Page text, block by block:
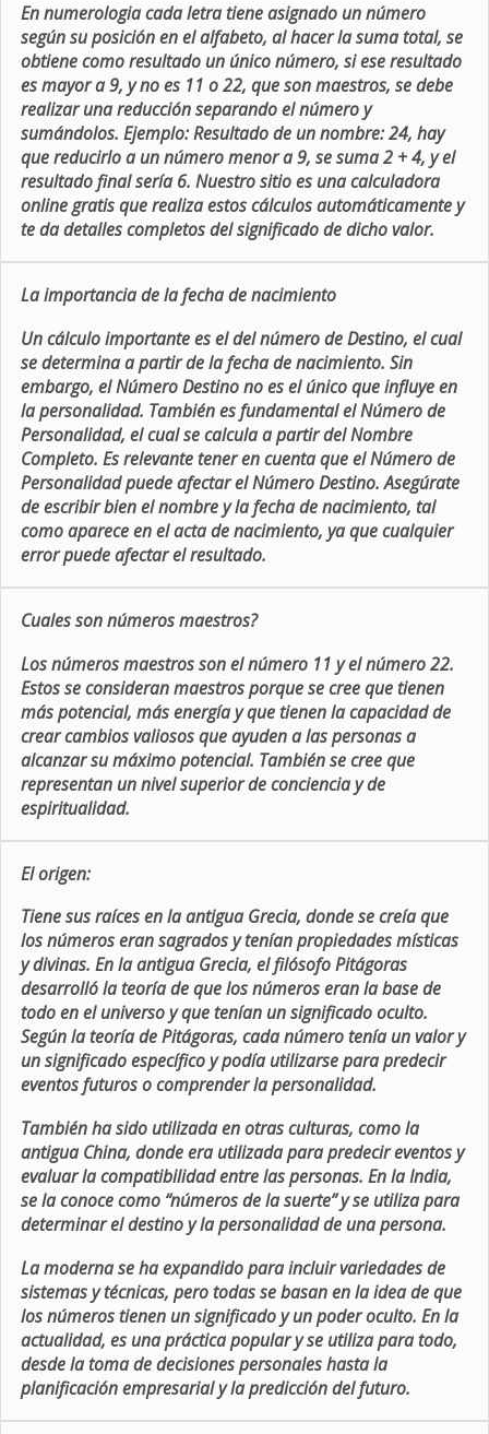
En numerologia cada letra tiene asignado un número
según su posición en el alfabeto, al hacer la suma total, se
obtiene como resultado un único número, si ese resultado
es mayor a 9, y no es 11 o 22, que son maestros, se debe
realizar una reducción separando el número y
sumándolos. Ejemplo: Resultado de un nombre: 24, hay
que reducirlo a un número menor a 9, se suma 2 + 4, y el
resultado final sería 6. Nuestro sitio es una calculadora
online gratis que realiza estos cálculos automáticamente y
te da detalles completos del significado de dicho valor.
La importancia de la fecha de nacimiento
Un cálculo importante es el del número de Destino, el cual
se determina a partir de la fecha de nacimiento. Sin
embargo, el Número Destino no es el único que influye en
la personalidad. También es fundamental el Número de
Personalidad, el cual se calcula a partir del Nombre
Completo. Es relevante tener en cuenta que el Número de
Personalidad puede afectar el Número Destino. Asegúrate
de escribir bien el nombre y la fecha de nacimiento, tal
como aparece en el acta de nacimiento, ya que cualquier
error puede afectar el resultado.
Cuales son números maestros?
Los números maestros son el número 11 y el número 22.
Estos se consideran maestros porque se cree que tienen
más potencial, más energía y que tienen la capacidad de
crear cambios valiosos que ayuden a las personas a
alcanzar su máximo potencial. También se cree que
representan un nivel superior de conciencia y de
espiritualidad.
El origen:
Tiene sus raíces en la antigua Grecia, donde se creía que
los números eran sagrados y tenían propiedades místicas
y divinas. En la antigua Grecia, el filósofo Pitágoras
desarrolló la teoría de que los números eran la base de
todo en el universo y que tenían un significado oculto.
Según la teoría de Pitágoras, cada número tenía un valor y
un significado específico y podía utilizarse para predecir
eventos futuros o comprender la personalidad.
También ha sido utilizada en otras culturas, como la
antigua China, donde era utilizada para predecir eventos y
evaluar la compatibilidad entre las personas. En la India,
se la conoce como “números de la suerte” y se utiliza para
determinar el destino y la personalidad de una persona.
La moderna se ha expandido para incluir variedades de
sistemas y técnicas, pero todas se basan en la idea de que
los números tienen un significado y un poder oculto. En la
actualidad, es una práctica popular y se utiliza para todo,
desde la toma de decisiones personales hasta la
planificación empresarial y la predicción del futuro.